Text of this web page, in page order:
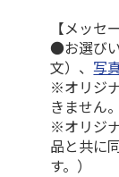
【メッセ
●お選び
文）、写
※オリジ
きません。
※オリジ
品と共に
す。）